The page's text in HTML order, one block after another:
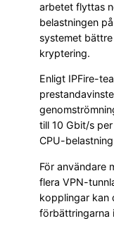
arbetet flyttas
belastningen
systemet
kryptering.
Enligt IPFire-
till 10 Gbit/s
CPU-
För användare
flera VPN-
kopplingar kan
förbättringarna